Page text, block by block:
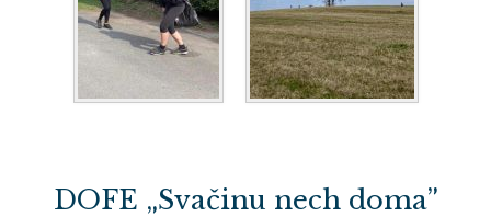
DOFE „Svačinu nech doma”